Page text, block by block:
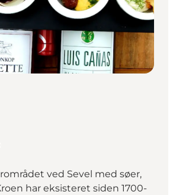
ved Sevel med søer,
har eksisteret siden 1700-